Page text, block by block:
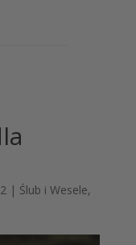
| Ślub i Wesele,